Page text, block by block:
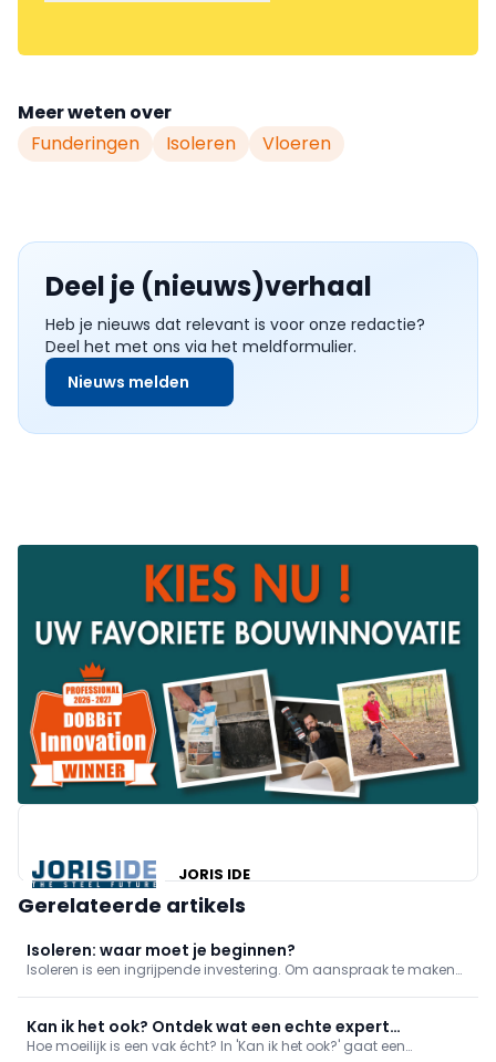
Meer weten over
Funderingen
Isoleren Vloeren
Deel je (nieuws)verhaal
Heb je nieuws dat relevant is voor onze redactie?
Deel het met ons via het meldformulier.
Nieuws melden
JORIS IDE
Gerelateerde artikels
Isoleren: waar moet je beginnen?
Isoleren is een ingrijpende investering. Om aanspraak te maken
overlopen we in dit artikel.
Kan ik het ook? Ontdek wat een echte expert
onderscheidt
Hoe moeilijk is een vak écht? In 'Kan ik het ook?' gaat een